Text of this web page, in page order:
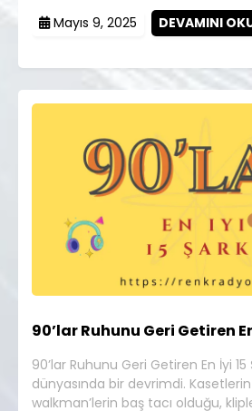
Mayıs 9, 2025 DEVAMINI
90’lar Ruhunu Geri Getiren
90’lar Ruhunu Geri Getiren En İyi 15
dünyasında bir devrimdi. Kasetlerin
walkman’lerin baş tacı olduğu,